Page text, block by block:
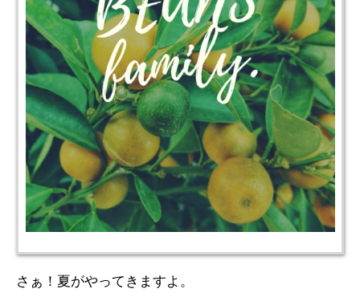
さぁ！夏がやってきますよ。